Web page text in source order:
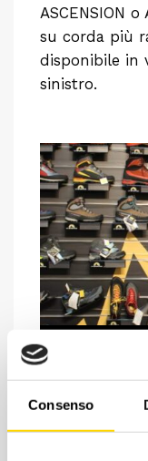
Consenso
ASCENSION
su corda più
disponibile in
sinistro.